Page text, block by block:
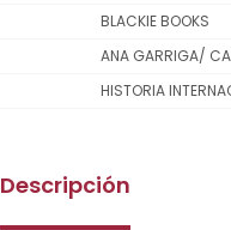
BLACKIE BOOKS
ANA GARRIGA/
HISTORIA
Descripción